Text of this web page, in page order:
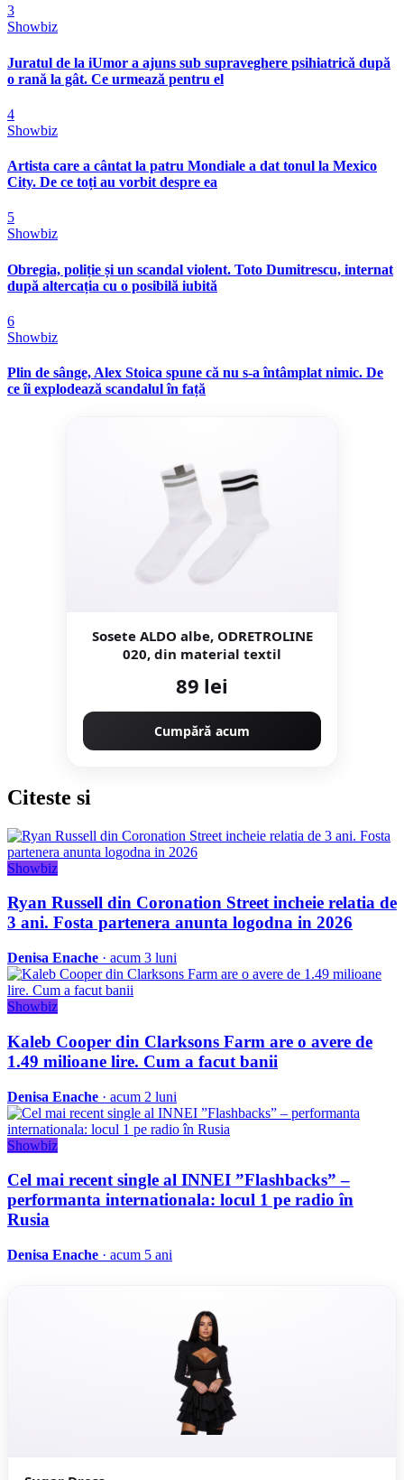
3
Showbiz
Juratul de la iUmor a ajuns sub supraveghere psihiatrică după
o rană la gât. Ce urmează pentru el
4
Showbiz
Artista care a cântat la patru Mondiale a dat tonul la Mexico
City. De ce toți au vorbit despre ea
5
Showbiz
Obregia, poliție și un scandal violent. Toto Dumitrescu, internat
după altercația cu o posibilă iubită
6
Showbiz
Plin de sânge, Alex Stoica spune că nu s-a întâmplat nimic. De
ce îi explodează scandalul în față
Sosete ALDO albe, ODRETROLINE
020, din material textil
89 lei
Cumpără acum
Citeste si
Showbiz
Ryan Russell din Coronation Street incheie relatia de
3 ani. Fosta partenera anunta logodna in 2026
Denisa Enache · acum 3 luni
Showbiz
Kaleb Cooper din Clarksons Farm are o avere de
1.49 milioane lire. Cum a facut banii
Denisa Enache · acum 2 luni
Showbiz
Cel mai recent single al INNEI ”Flashbacks” –
performanta internationala: locul 1 pe radio în
Rusia
Denisa Enache · acum 5 ani